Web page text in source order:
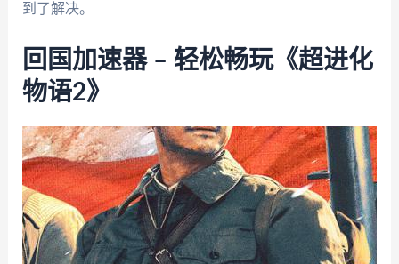
到了解决。
回国加速器 – 轻松畅玩《超进化
物语2》